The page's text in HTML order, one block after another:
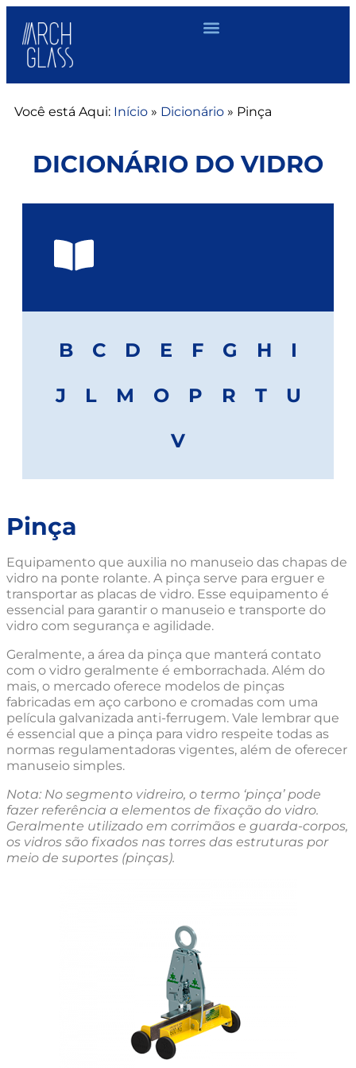
Você está Aqui: Início » Dicionário » Pinça
DICIONÁRIO DO VIDRO
B C D E F G H
I
J
L M O P R T
U
V
Pinça
Equipamento que auxilia no manuseio das chapas de
vidro na ponte rolante. A pinça serve para erguer e
transportar as placas de vidro. Esse equipamento é
essencial para garantir o manuseio e transporte do
vidro com segurança e agilidade.
Geralmente, a área da pinça que manterá contato
com o vidro geralmente é emborrachada. Além do
mais, o mercado oferece modelos de pinças
fabricadas em aço carbono e cromadas com uma
película galvanizada anti-ferrugem. Vale lembrar que
é essencial que a pinça para vidro respeite todas as
normas regulamentadoras vigentes, além de oferecer
manuseio simples.
Nota: No segmento vidreiro, o termo ‘pinça’ pode
fazer referência a elementos de fixação do vidro.
Geralmente utilizado em corrimãos e guarda-corpos,
os vidros são fixados nas torres das estruturas por
meio de suportes (pinças).